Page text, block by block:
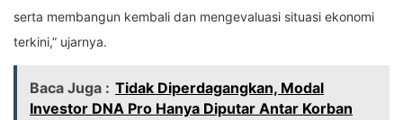
serta membangun kembali dan mengevaluasi situasi ekonomi
terkini,” ujarnya.
Baca Juga : Tidak Diperdagangkan, Modal
Investor DNA Pro Hanya Diputar Antar Korban